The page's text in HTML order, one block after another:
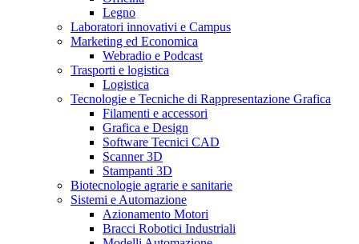
Legno
Laboratori innovativi e Campus
Marketing ed Economica
Webradio e Podcast
Trasporti e logistica
Logistica
Tecnologie e Tecniche di Rappresentazione Grafica
Filamenti e accessori
Grafica e Design
Software Tecnici CAD
Scanner 3D
Stampanti 3D
Biotecnologie agrarie e sanitarie
Sistemi e Automazione
Azionamento Motori
Bracci Robotici Industriali